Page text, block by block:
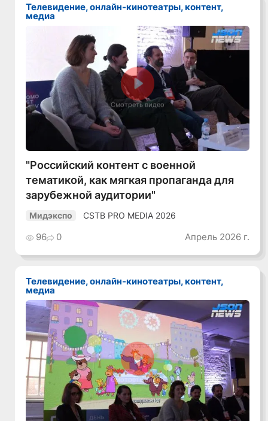
Телевидение, онлайн-кинотеатры, контент,
медиа
Смотреть видео
"Российский контент с военной
тематикой, как мягкая пропаганда для
зарубежной аудитории"
Мидэкспо CSTB PRO MEDIA 2026
96 0 Апрель 2026 г.
Телевидение, онлайн-кинотеатры, контент,
медиа
Смотреть видео